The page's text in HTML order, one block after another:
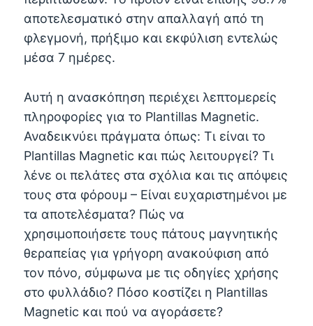
αποτελεσματικό στην απαλλαγή από τη
φλεγμονή, πρήξιμο και εκφύλιση εντελώς
μέσα 7 ημέρες.
Αυτή η ανασκόπηση περιέχει λεπτομερείς
πληροφορίες για το Plantillas Magnetic.
Αναδεικνύει πράγματα όπως: Τι είναι το
Plantillas Magnetic και πώς λειτουργεί? Τι
λένε οι πελάτες στα σχόλια και τις απόψεις
τους στα φόρουμ – Είναι ευχαριστημένοι με
τα αποτελέσματα? Πώς να
χρησιμοποιήσετε τους πάτους μαγνητικής
θεραπείας για γρήγορη ανακούφιση από
τον πόνο, σύμφωνα με τις οδηγίες χρήσης
στο φυλλάδιο? Πόσο κοστίζει η Plantillas
Magnetic και πού να αγοράσετε?